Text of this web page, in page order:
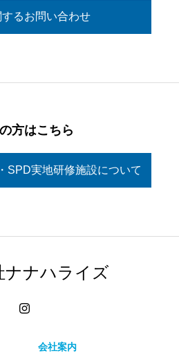
るお問い合わせ
方はこちら
SPD実地研修施設について
ナナハライズ
会社案内